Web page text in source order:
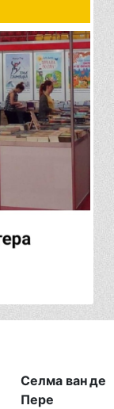
Селма ван де
Пере